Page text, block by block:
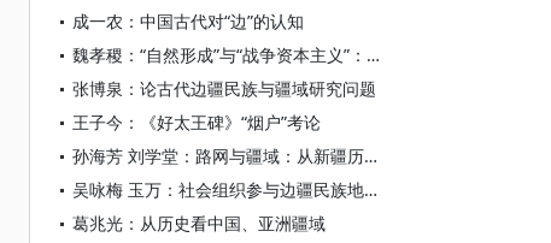
成一农：中国古代对“边”的认知
魏孝稷：“自然形成”与“战争资本主义”：清代中国和早期现代欧洲国家的疆域演化模式比较
张博泉：论古代边疆民族与疆域研究问题
王子今：《好太王碑》“烟户”考论
孙海芳 刘学堂：路网与疆域：从新疆历代古道路网变迁看中华民族共同体的形成发展
吴咏梅 玉万：社会组织参与边疆民族地区社会治理研究
葛兆光：从历史看中国、亚洲疆域